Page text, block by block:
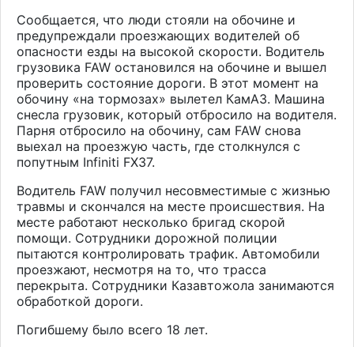
Сообщается, что люди стояли на обочине и
предупреждали проезжающих водителей об
опасности езды на высокой скорости. Водитель
грузовика FAW остановился на обочине и вышел
проверить состояние дороги. В этот момент на
обочину «на тормозах» вылетел КамАЗ. Машина
снесла грузовик, который отбросило на водителя.
Парня отбросило на обочину, сам FAW снова
выехал на проезжую часть, где столкнулся с
попутным Infiniti FX37.
Водитель FAW получил несовместимые с жизнью
травмы и скончался на месте происшествия. На
месте работают несколько бригад скорой
помощи. Сотрудники дорожной полиции
пытаются контролировать трафик. Автомобили
проезжают, несмотря на то, что трасса
перекрыта. Сотрудники Казавтожола занимаются
обработкой дороги.
Погибшему было всего 18 лет.